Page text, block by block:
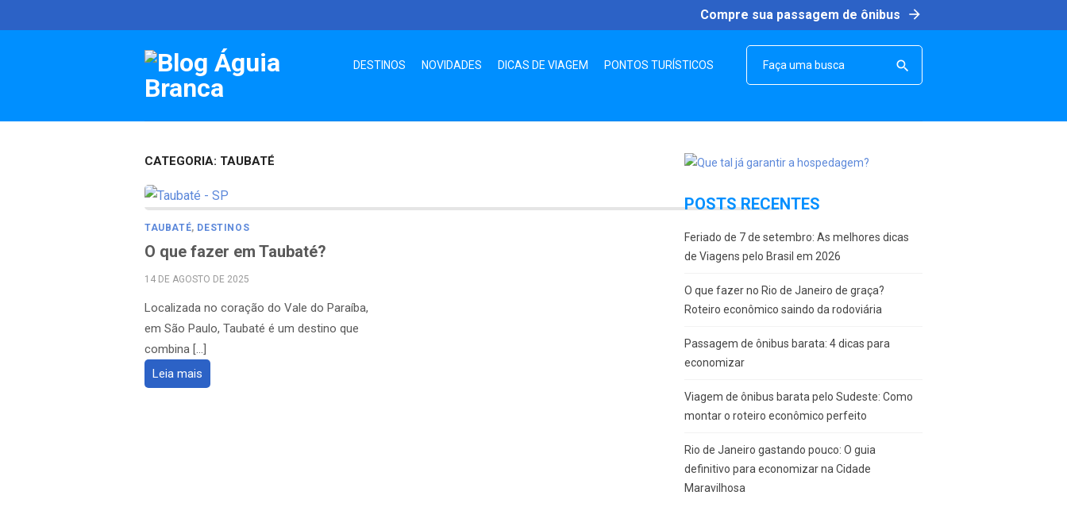
to
Compre sua passagem de ônibus arrow_forward
DESTINOS NOVIDADES DICAS DE VIAGEM PONTOS TURÍSTICOS 
CATEGORIA: TAUBATÉ
TAUBATÉ, DESTINOS
O que fazer em Taubaté?
POSTED
14 DE AGOSTO DE 2025
Localizada no coração do Vale do Paraíba,
em São Paulo, Taubaté é um destino que
combina […]
Leia mais
POSTS RECENTES
Feriado de 7 de setembro: As melhores dicas
de Viagens pelo Brasil em 2026
O que fazer no Rio de Janeiro de graça?
Roteiro econômico saindo da rodoviária
Passagem de ônibus barata: 4 dicas para
economizar
Viagem de ônibus barata pelo Sudeste: Como
montar o roteiro econômico perfeito
Rio de Janeiro gastando pouco: O guia
definitivo para economizar na Cidade
Maravilhosa